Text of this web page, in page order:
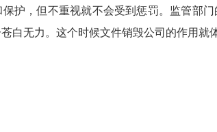
护，但不重视就不会受到惩罚。监管部
白无力。这个时候文件销毁公司的作用就